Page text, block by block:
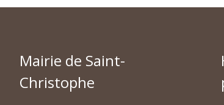
Mairie de Saint-
Christophe